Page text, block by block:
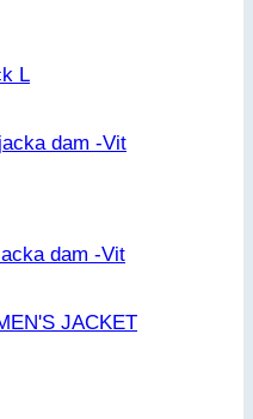
L
dam -Vit